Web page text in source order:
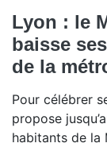
Lyon : le
baisse
de la
Pour célébrer
propose
habitants de la